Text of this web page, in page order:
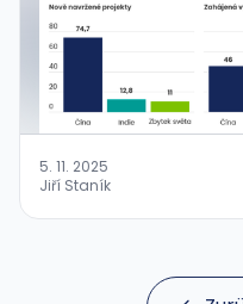
5. 11. 2025
Jiří Staník